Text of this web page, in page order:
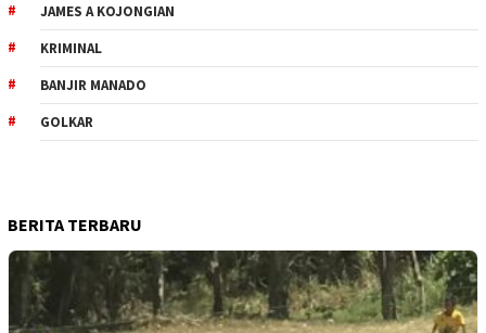
JAMES A KOJONGIAN
KRIMINAL
BANJIR MANADO
GOLKAR
BERITA TERBARU